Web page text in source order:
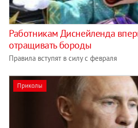
Работникам Диснейленда
отращивать бороды
Правила вступят в силу с февраля
Приколы